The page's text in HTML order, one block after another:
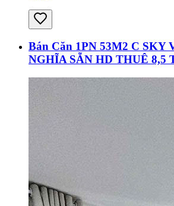
Bán Căn 1PN 53M2 C SKY
NGHĨA SẴN HD THUÊ 8,5